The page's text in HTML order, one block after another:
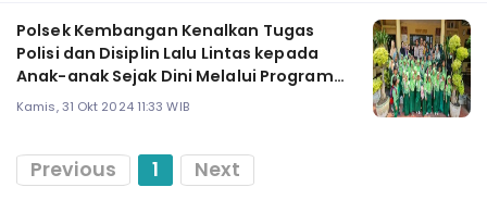
Polsek Kembangan Kenalkan Tugas
Polisi dan Disiplin Lalu Lintas kepada
Anak-anak Sejak Dini Melalui Program
POLSANAK
Kamis, 31 Okt 2024 11:33 WIB
Previous 1 Next